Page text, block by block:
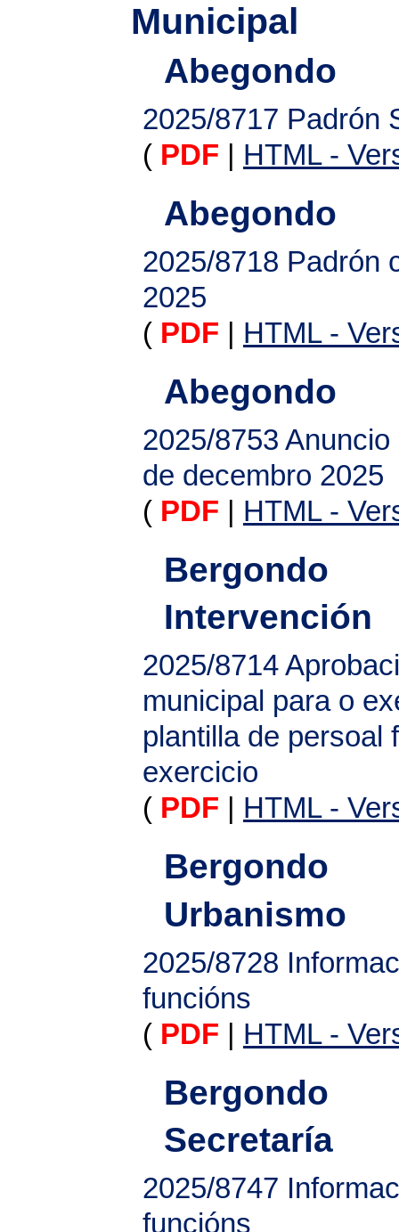
Municipal
Abegondo
2025/8717 Padrón
( PDF HTML -
Abegondo
2025/8718 Padrón
2025
( PDF HTML -
Abegondo
2025/8753 Anuncio
de decembro 2025
( PDF HTML -
Bergondo
Intervención
2025/8714
municipal para o
plantilla de persoal
exercicio
( PDF HTML -
Bergondo
Urbanismo
2025/8728
funcións
( PDF HTML -
Bergondo
Secretaría
2025/8747
funcións